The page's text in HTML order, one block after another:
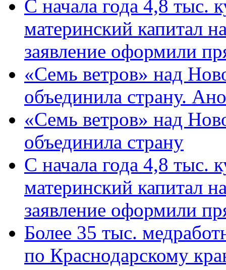
С начала года 4,8 тыс.
материнский капитал
заявление оформили
«Семь ветров» над
объединила страну.
«Семь ветров» над
объединила страну
С начала года 4,8 тыс.
материнский капитал
заявление оформили
Более 35 тыс.
по Краснодарскому